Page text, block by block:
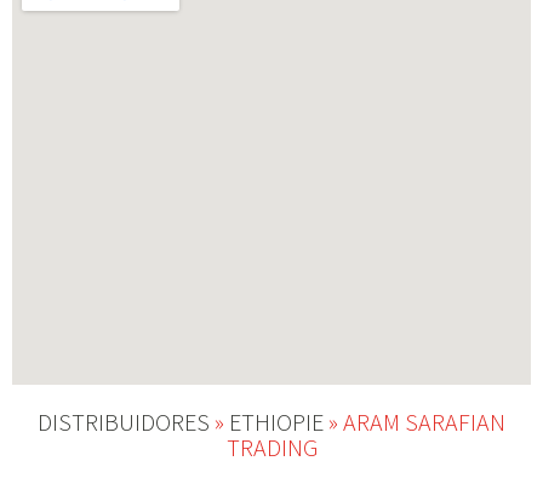
DISTRIBUIDORES » ETHIOPIE » ARAM SARAFIAN
TRADING